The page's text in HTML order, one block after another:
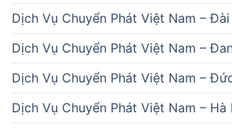
Dịch Vụ Chuyển Phát Việt Nam –
Dịch Vụ Chuyển Phát Việt Nam –
Dịch Vụ Chuyển Phát Việt Nam –
Dịch Vụ Chuyển Phát Việt Nam – Hà